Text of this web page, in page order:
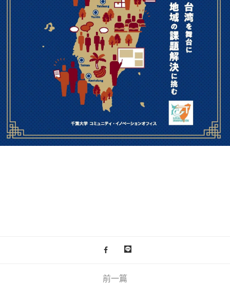
前一篇